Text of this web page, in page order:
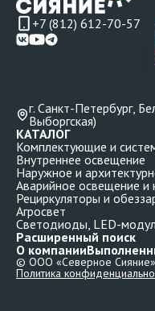
+7 (812) 612-70-57
г. Санкт-Петербург,
Выборгская)
О компании
КАТАЛОГ
Комплектующие и
Внутреннее освещение
Наружное и
Аварийное освещение и
Рециркуляторы и
Агросвет
Светодиоды, LED-
Расширенный поиск
© ООО «Северное
Политика